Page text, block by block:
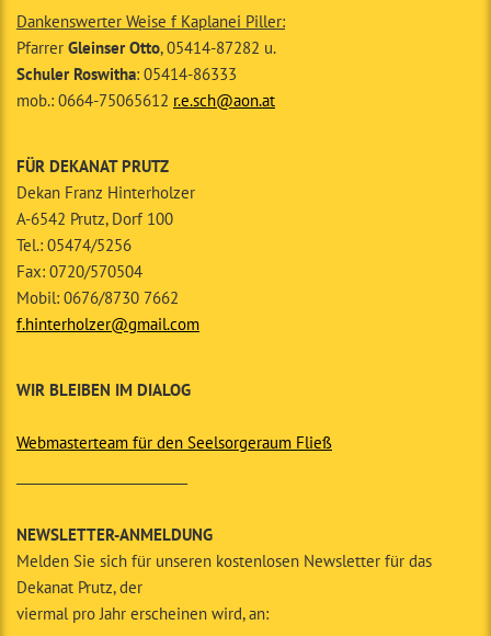
Dankenswerter Weise f Kaplanei Piller:
Pfarrer Gleinser Otto, 05414-87282 u.
Schuler Roswitha: 05414-86333
mob.: 0664-75065612 r.e.sch@aon.at
FÜR DEKANAT PRUTZ
Dekan Franz Hinterholzer
A-6542 Prutz, Dorf 100
Tel.: 05474/5256
Fax: 0720/570504
Mobil: 0676/8730 7662
f.hinterholzer@gmail.com
WIR BLEIBEN IM DIALOG
Webmasterteam für den Seelsorgeraum Fließ
NEWSLETTER-ANMELDUNG
Melden Sie sich für unseren kostenlosen Newsletter für das
Dekanat Prutz, der
viermal pro Jahr erscheinen wird, an: